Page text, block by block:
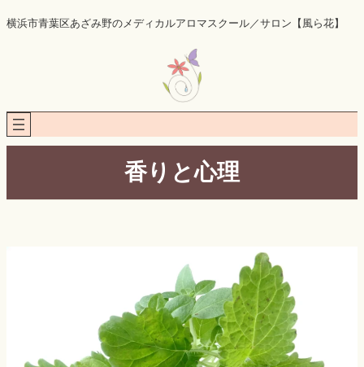
容
プ
横浜市青葉区あざみ野のメディカルアロマスクール／サロン【風ら花】
香りと心理